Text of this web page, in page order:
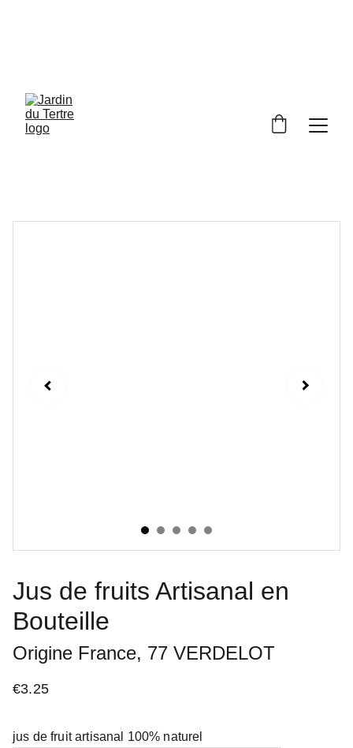
Jus de fruits Artisanal en
Bouteille
Origine France, 77 VERDELOT
€3.25
jus de fruit artisanal 100% naturel